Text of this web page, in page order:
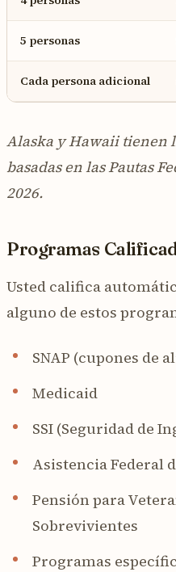
5 personas
Cada persona adicional
Alaska y Hawaii tienen
basadas en las Pautas
2026.
Programas
Usted califica
alguno de estos
SNAP (cupones de
Medicaid
SSI (Seguridad de
Asistencia Federal
Pensión para
Sobrevivientes
Programas